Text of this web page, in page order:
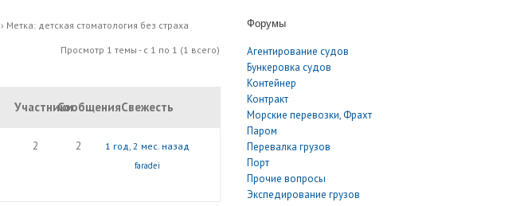
› Метка: детская стоматология без страха
Просмотр 1 темы - с 1 по 1 (1 всего)
УчастникиСообщенияСвежесть
2 2 1 год, 2 мес. назад
faradei
Форумы
Агентирование судов
Бункеровка судов
Контейнер
Контракт
Морские перевозки, Фрахт
Паром
Перевалка грузов
Порт
Прочие вопросы
Экспедирование грузов